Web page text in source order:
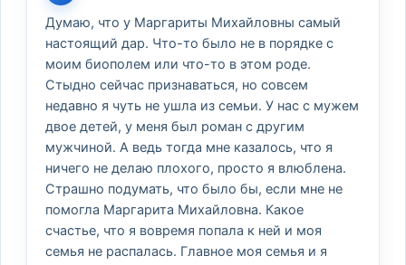
Думаю, что у Маргариты Михайловны самый
настоящий дар. Что-то было не в порядке с
моим биополем или что-то в этом роде.
Стыдно сейчас признаваться, но совсем
недавно я чуть не ушла из семьи. У нас с мужем
двое детей, у меня был роман с другим
мужчиной. А ведь тогда мне казалось, что я
ничего не делаю плохого, просто я влюблена.
Страшно подумать, что было бы, если мне не
помогла Маргарита Михайловна. Какое
счастье, что я вовремя попала к ней и моя
семья не распалась. Главное моя семья и я